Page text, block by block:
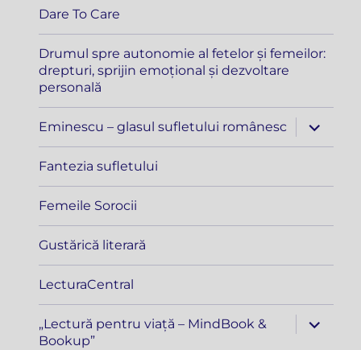
Dare To Care
Drumul spre autonomie al fetelor și femeilor:
drepturi, sprijin emoțional și dezvoltare
personală
Eminescu – glasul sufletului românesc extinde
meniul
copil
Fantezia sufletului
Femeile Sorocii
Gustărică literară
LecturaCentral
„Lectură pentru viață – MindBook &
Bookup”
extinde
meniul